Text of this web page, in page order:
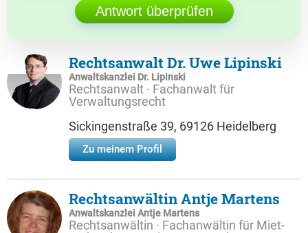
Antwort überprüfen
Rechtsanwalt Dr. Uwe Lipinski
Anwaltskanzlei Dr. Lipinski
Rechtsanwalt · Fachanwalt für
Verwaltungsrecht
Sickingenstraße 39, 69126 Heidelberg
Zu meinem Profil
Rechtsanwältin Antje Martens
Anwaltskanzlei Antje Martens
Rechtsanwältin · Fachanwältin für Miet-